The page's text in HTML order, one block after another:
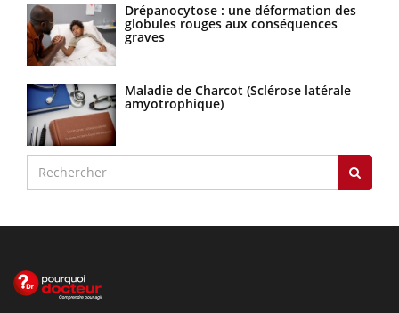
Drépanocytose : une déformation des
globules rouges aux conséquences
graves
Maladie de Charcot (Sclérose latérale
amyotrophique)